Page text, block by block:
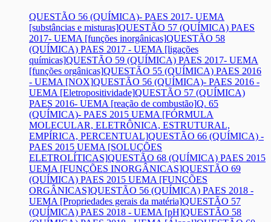
QUESTÃO 56 (QUÍMICA)- PAES 2017- UEMA
[substâncias e misturas]QUESTÃO 57 (QUÍMICA) PAES
2017- UEMA [funções inorgânicas]QUESTÃO 58
(QUÍMICA) PAES 2017 - UEMA [ligações
químicas]QUESTÃO 59 (QUÍMICA) PAES 2017- UEMA
[funções orgânicas]QUESTÃO 55 (QUÍMICA) PAES 2016
- UEMA [NOX]QUESTÃO 56 (QUÍMICA)- PAES 2016 -
UEMA [Eletropositividade]QUESTÃO 57 (QUÍMICA)
PAES 2016- UEMA [reação de combustão]Q. 65
(QUÍMICA)- PAES 2015 UEMA [FÓRMULA
MOLECULAR, ELETRÔNICA, ESTRUTURAL,
EMPÍRICA, PERCENTUAL]QUESTÃO 66 (QUÍMICA) -
PAES 2015 UEMA [SOLUÇÕES
ELETROLÍTICAS]QUESTÃO 68 (QUÍMICA) PAES 2015
UEMA [FUNÇÕES INORGÂNICAS]QUESTÃO 69
(QUÍMICA) PAES 2015 UEMA [FUNÇÕES
ORGÂNICAS]QUESTÃO 56 (QUÍMICA) PAES 2018 -
UEMA [Propriedades gerais da matéria]QUESTÃO 57
(QUÍMICA) PAES 2018 - UEMA [pH]QUESTÃO 58